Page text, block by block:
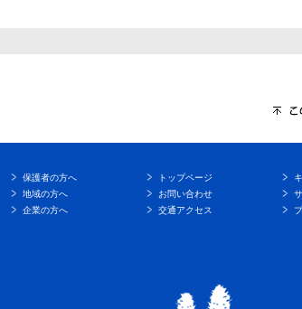
保護者の方へ
地域の方へ
企業の方へ
トップページ
お問い合わせ
交通アクセス